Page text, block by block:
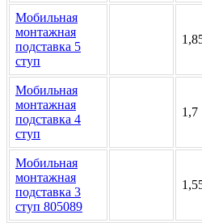
Мобильная
монтажная
подставка 5
ступ
Мобильная
монтажная
подставка 4
ступ
1,7
Мобильная
монтажная
подставка 3
ступ 805089